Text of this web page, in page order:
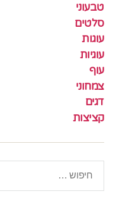
טבעוני
סלטים
עוגות
עוגיות
עוף
צמחוני
דגים
קציצות